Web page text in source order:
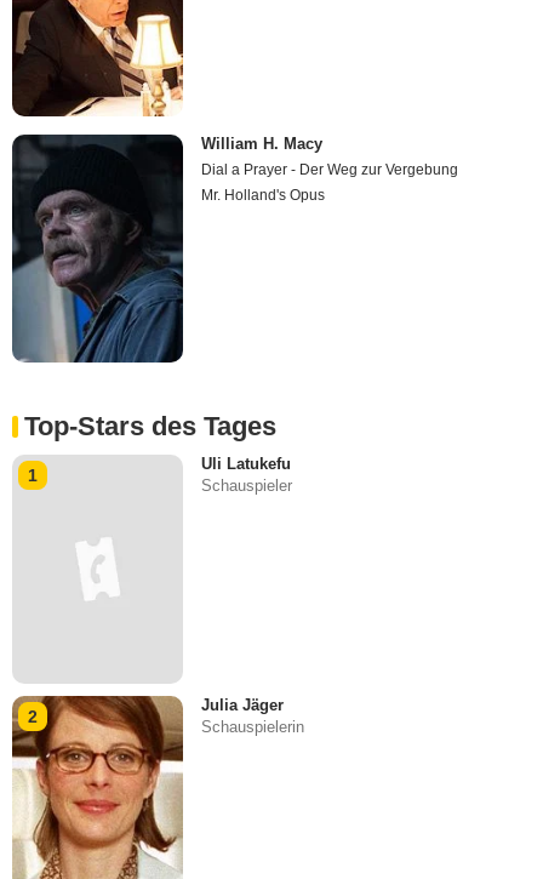
William H. Macy
Dial a Prayer - Der Weg zur Vergebung
Mr. Holland's Opus
Top-Stars des Tages
1
Uli Latukefu
Schauspieler
2
Julia Jäger
Schauspielerin